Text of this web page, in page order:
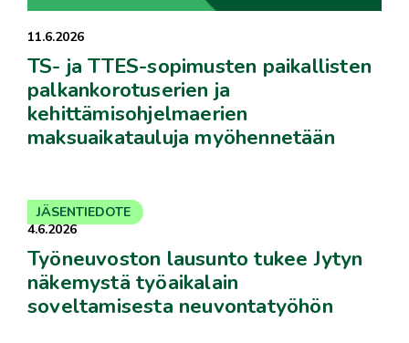
11.6.2026
TS- ja TTES-sopimusten paikallisten
palkankorotuserien ja
kehittämisohjelmaerien
maksuaikatauluja myöhennetään
4.6.2026
Työneuvoston lausunto tukee Jytyn
näkemystä työaikalain
soveltamisesta neuvontatyöhön
JÄSENTIEDOTE